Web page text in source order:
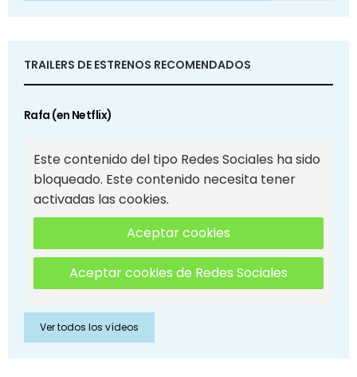
TRAILERS DE ESTRENOS RECOMENDADOS
Rafa (en Netflix)
Este contenido del tipo Redes Sociales ha sido
bloqueado. Este contenido necesita tener
activadas las cookies.
Aceptar cookies
Aceptar cookies de Redes Sociales
Ver todos los vídeos